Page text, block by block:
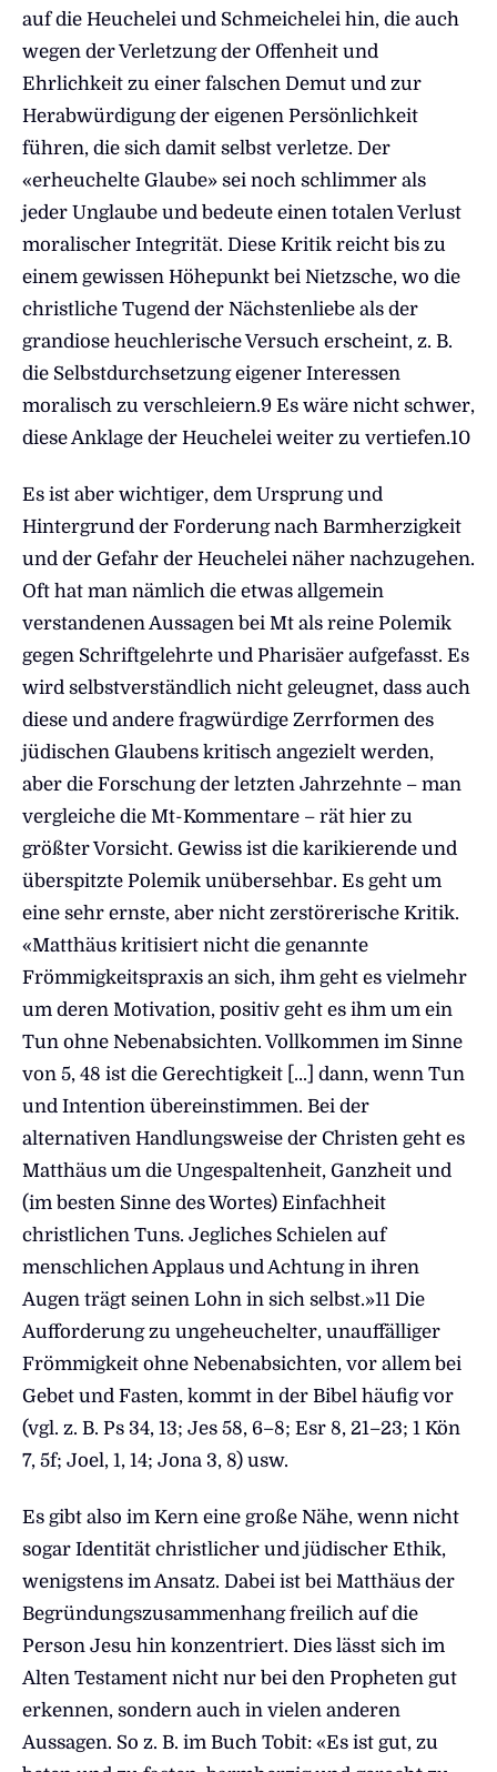
auf die Heuchelei und Schmeichelei hin, die auch
wegen der Verletzung der Offenheit und
Ehrlichkeit zu einer falschen Demut und zur
Herabwürdigung der eigenen Persönlichkeit
führen, die sich damit selbst verletze. Der
«erheuchelte Glaube» sei noch schlimmer als
jeder Unglaube und bedeute einen totalen Verlust
moralischer Integrität. Diese Kritik reicht bis zu
einem gewissen Höhepunkt bei Nietzsche, wo die
christliche Tugend der Nächstenliebe als der
grandiose heuchlerische Versuch erscheint, z. B.
die Selbstdurchsetzung eigener Interessen
moralisch zu verschleiern.9 Es wäre nicht schwer,
diese Anklage der Heuchelei weiter zu vertiefen.10
Es ist aber wichtiger, dem Ursprung und
Hintergrund der Forderung nach Barmherzigkeit
und der Gefahr der Heuchelei näher nachzugehen.
Oft hat man nämlich die etwas allgemein
verstandenen Aussagen bei Mt als reine Polemik
gegen Schriftgelehrte und Pharisäer aufgefasst. Es
wird selbstverständlich nicht geleugnet, dass auch
diese und andere fragwürdige Zerrformen des
jüdischen Glaubens kritisch angezielt werden,
aber die Forschung der letzten Jahrzehnte – man
vergleiche die Mt-Kommentare – rät hier zu
größter Vorsicht. Gewiss ist die karikierende und
überspitzte Polemik unübersehbar. Es geht um
eine sehr ernste, aber nicht zerstörerische Kritik.
«Matthäus kritisiert nicht die genannte
Frömmigkeitspraxis an sich, ihm geht es vielmehr
um deren Motivation, positiv geht es ihm um ein
Tun ohne Nebenabsichten. Vollkommen im Sinne
von 5, 48 ist die Gerechtigkeit […] dann, wenn Tun
und Intention übereinstimmen. Bei der
alternativen Handlungsweise der Christen geht es
Matthäus um die Ungespaltenheit, Ganzheit und
(im besten Sinne des Wortes) Einfachheit
christlichen Tuns. Jegliches Schielen auf
menschlichen Applaus und Achtung in ihren
Augen trägt seinen Lohn in sich selbst.»11 Die
Aufforderung zu ungeheuchelter, unauffälliger
Frömmigkeit ohne Nebenabsichten, vor allem bei
Gebet und Fasten, kommt in der Bibel häufig vor
(vgl. z. B. Ps 34, 13; Jes 58, 6–8; Esr 8, 21–23; 1 Kön
7, 5f; Joel, 1, 14; Jona 3, 8) usw.
Es gibt also im Kern eine große Nähe, wenn nicht
sogar Identität christlicher und jüdischer Ethik,
wenigstens im Ansatz. Dabei ist bei Matthäus der
Begründungszusammenhang freilich auf die
Person Jesu hin konzentriert. Dies lässt sich im
Alten Testament nicht nur bei den Propheten gut
erkennen, sondern auch in vielen anderen
Aussagen. So z. B. im Buch Tobit: «Es ist gut, zu